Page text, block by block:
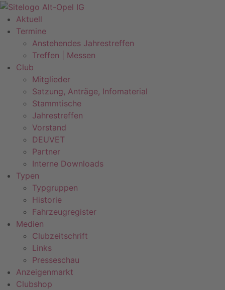
Zum
Inhalt
springen
Aktuell
Termine
Anstehendes Jahrestreffen
Treffen | Messen
Club
Mitglieder
Satzung, Anträge, Infomaterial
Stammtische
Jahrestreffen
Vorstand
DEUVET
Partner
Interne Downloads
Typen
Typgruppen
Historie
Fahrzeugregister
Medien
Clubzeitschrift
Links
Presseschau
Anzeigenmarkt
Clubshop